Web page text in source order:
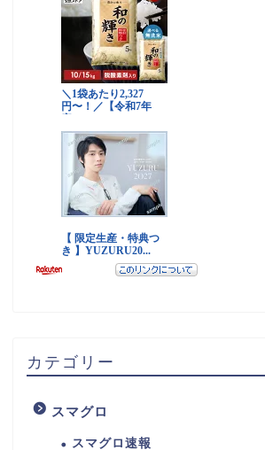
カテゴリー
スマグロ
スマグロ速報